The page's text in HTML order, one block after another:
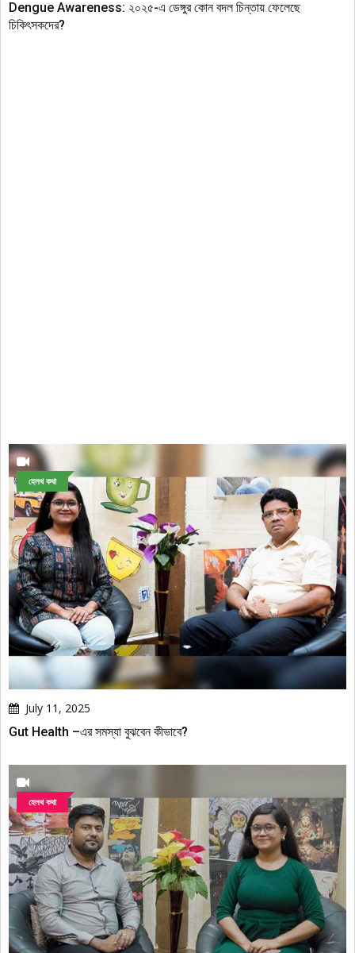
Dengue Awareness: ২০২৫-এ ডেঙ্গুর কোন বদল চিন্তায় ফেলেছে
চিকিৎসকদের?
হেলথ কথা
July 11, 2025
Gut Health –এর সমস্যা বুঝবেন কীভাবে?
হেলথ কথা